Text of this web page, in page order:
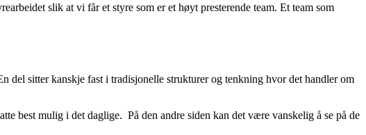
slik at vi får et styre som er et høyt presterende team. Et team som
del sitter kanskje fast i tradisjonelle strukturer og tenkning hvor det handler om
best mulig i det daglige. På den andre siden kan det være vanskelig å se på de